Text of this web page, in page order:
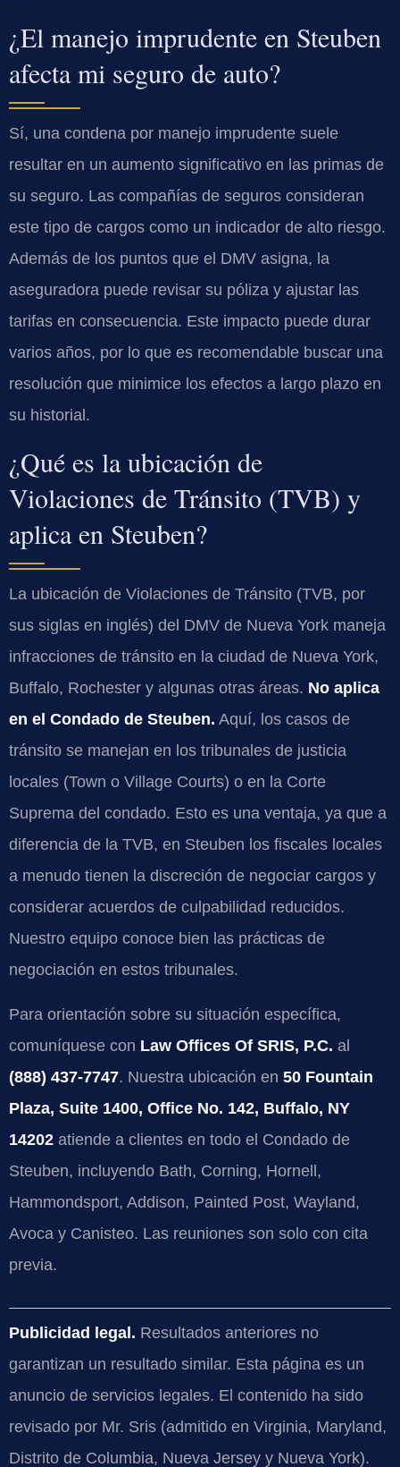
¿El manejo imprudente en Steuben
afecta mi seguro de auto?
Sí, una condena por manejo imprudente suele
resultar en un aumento significativo en las primas de
su seguro. Las compañías de seguros consideran
este tipo de cargos como un indicador de alto riesgo.
Además de los puntos que el DMV asigna, la
aseguradora puede revisar su póliza y ajustar las
tarifas en consecuencia. Este impacto puede durar
varios años, por lo que es recomendable buscar una
resolución que minimice los efectos a largo plazo en
su historial.
¿Qué es la ubicación de
Violaciones de Tránsito (TVB) y
aplica en Steuben?
La ubicación de Violaciones de Tránsito (TVB, por
sus siglas en inglés) del DMV de Nueva York maneja
infracciones de tránsito en la ciudad de Nueva York,
Buffalo, Rochester y algunas otras áreas. No aplica
en el Condado de Steuben. Aquí, los casos de
tránsito se manejan en los tribunales de justicia
locales (Town o Village Courts) o en la Corte
Suprema del condado. Esto es una ventaja, ya que a
diferencia de la TVB, en Steuben los fiscales locales
a menudo tienen la discreción de negociar cargos y
considerar acuerdos de culpabilidad reducidos.
Nuestro equipo conoce bien las prácticas de
negociación en estos tribunales.
Para orientación sobre su situación específica,
comuníquese con Law Offices Of SRIS, P.C. al
(888) 437-7747. Nuestra ubicación en 50 Fountain
Plaza, Suite 1400, Office No. 142, Buffalo, NY
14202 atiende a clientes en todo el Condado de
Steuben, incluyendo Bath, Corning, Hornell,
Hammondsport, Addison, Painted Post, Wayland,
Avoca y Canisteo. Las reuniones son solo con cita
previa.
Publicidad legal. Resultados anteriores no
garantizan un resultado similar. Esta página es un
anuncio de servicios legales. El contenido ha sido
revisado por Mr. Sris (admitido en Virginia, Maryland,
Distrito de Columbia, Nueva Jersey y Nueva York).